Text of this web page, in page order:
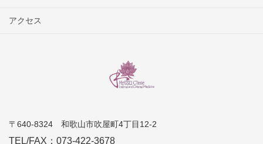
アクセス
〒640-8324 和歌山市吹屋町4丁目12-2
TEL/FAX：073-422-3678